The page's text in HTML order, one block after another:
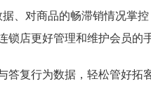
、对商品的畅滞销情况掌控
店更好管理和维护会员的
复行为数据，轻松管好拓